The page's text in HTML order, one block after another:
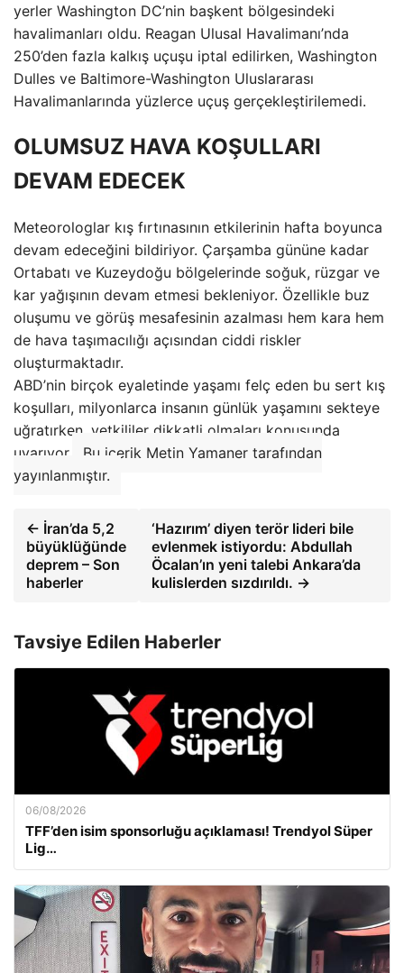
yerler Washington DC’nin başkent bölgesindeki
havalimanları oldu. Reagan Ulusal Havalimanı’nda
250’den fazla kalkış uçuşu iptal edilirken, Washington
Dulles ve Baltimore-Washington Uluslararası
Havalimanlarında yüzlerce uçuş gerçekleştirilemedi.
OLUMSUZ HAVA KOŞULLARI
DEVAM EDECEK
Meteorologlar kış fırtınasının etkilerinin hafta boyunca
devam edeceğini bildiriyor. Çarşamba gününe kadar
Ortabatı ve Kuzeydoğu bölgelerinde soğuk, rüzgar ve
kar yağışının devam etmesi bekleniyor. Özellikle buz
oluşumu ve görüş mesafesinin azalması hem kara hem
de hava taşımacılığı açısından ciddi riskler
oluşturmaktadır.
ABD’nin birçok eyaletinde yaşamı felç eden bu sert kış
koşulları, milyonlarca insanın günlük yaşamını sekteye
uğratırken, yetkililer dikkatli olmaları konusunda
uyarıyor.
Bu içerik Metin Yamaner tarafından
yayınlanmıştır.
← İran’da 5,2
büyüklüğünde
deprem – Son
haberler
‘Hazırım’ diyen terör lideri bile
evlenmek istiyordu: Abdullah
Öcalan’ın yeni talebi Ankara’da
kulislerden sızdırıldı. →
Tavsiye Edilen Haberler
06/08/2026
TFF’den isim sponsorluğu açıklaması! Trendyol Süper
Lig…